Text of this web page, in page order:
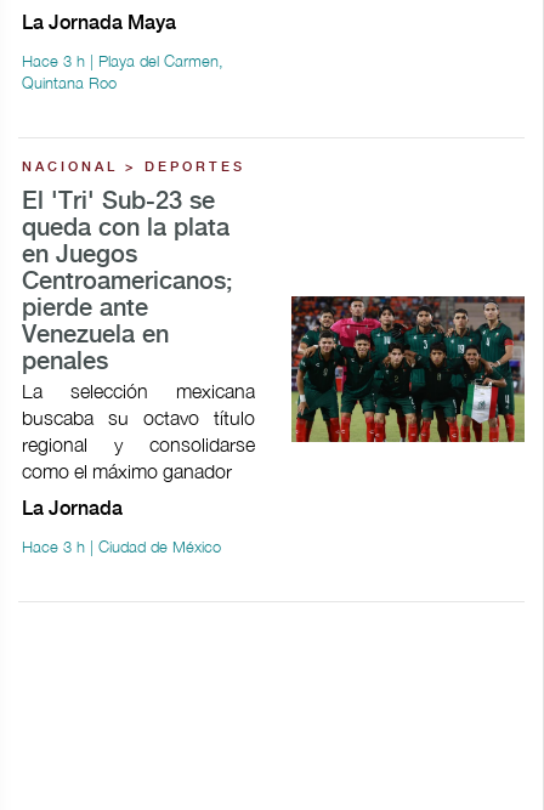
La Jornada Maya
Hace 3 h | Playa del Carmen,
Quintana Roo
NACIONAL > DEPORTES
El 'Tri' Sub-23 se
queda con la plata
en Juegos
Centroamericanos;
pierde ante
Venezuela en
penales
La selección mexicana
buscaba su octavo título
regional y consolidarse
como el máximo ganador
La Jornada
Hace 3 h | Ciudad de México